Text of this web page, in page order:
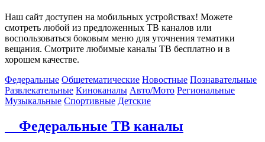
Наш сайт доступен на мобильных устройствах! Можете
смотреть любой из предложенных ТВ каналов или
воспользоваться боковым меню для уточнения тематики
вещания. Смотрите любимые каналы ТВ бесплатно и в
хорошем качестве.
Федеральные Общетематические Новостные Познавательные
Развлекательные Киноканалы Авто/Мото Региональные
Музыкальные Спортивные Детские
Федеральные ТВ каналы